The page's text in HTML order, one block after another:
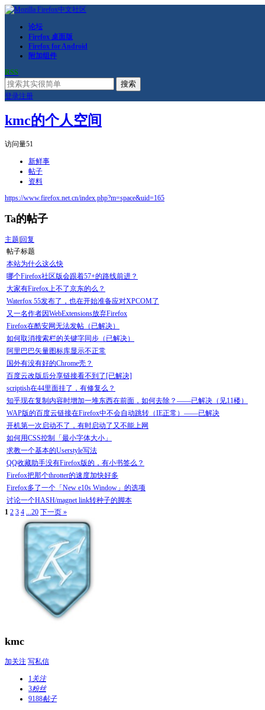
论坛
Firefox 桌面版
Firefox for Android
附加组件
RSS
搜索
登录注册
kmc的个人空间
访问量51
新鲜事
帖子
资料
https://www.firefox.net.cn/index.php?m=space&uid=165
Ta的帖子
主题 回复
帖子标题
本站为什么这么快
哪个Firefox社区版会跟着57+的路线前进？
大家有Firefox上不了京东的么？
Waterfox 55发布了，也在开始准备应对XPCOM了
又一名作者因WebExtensions放弃Firefox
Firefox在酷安网无法发帖（已解决）
如何取消搜索栏的关键字同步（已解决）
阿里巴巴矢量图标库显示不正常
国外有没有好的Chrome壳？
百度云改版后分享链接看不到了[已解决]
scriptish在44里面挂了，有修复么？
知乎现在复制内容时增加一堆东西在前面，如何去除？——已解决（见11楼）
WAP版的百度云链接在Firefox中不会自动跳转（IE正常）——已解决
开机第一次启动不了，有时启动了又不能上网
如何用CSS控制「最小字体大小」
求教一个基本的Userstyle写法
QQ收藏助手没有Firefox版的，有小书签么？
Firefox把那个throtter的速度加快好多
Firefox多了一个「New e10s Window」的选项
讨论一个HASH/magnet link转种子的脚本
1 2 3 4 ...20 下一页 »
kmc
加关注 写私信
1关注
3粉丝
9188帖子